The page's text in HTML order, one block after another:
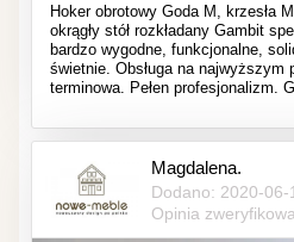
Hoker obrotowy Goda M, krzesła
okrągły stół rozkładany Gambit
bardzo wygodne, funkcjonalne,
świetnie. Obsługa na najwyższym
terminowa. Pełen profesjonalizm.
Magdalena.
Dodano: 2020-06-
Opinia